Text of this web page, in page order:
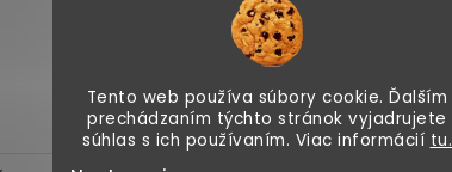
Tento web používa súbory cookie. Ďalším
prechádzaním týchto stránok vyjadrujete
súhlas s ich používaním. Viac informácií tu.
Nicolips.sk Nicolips.cz